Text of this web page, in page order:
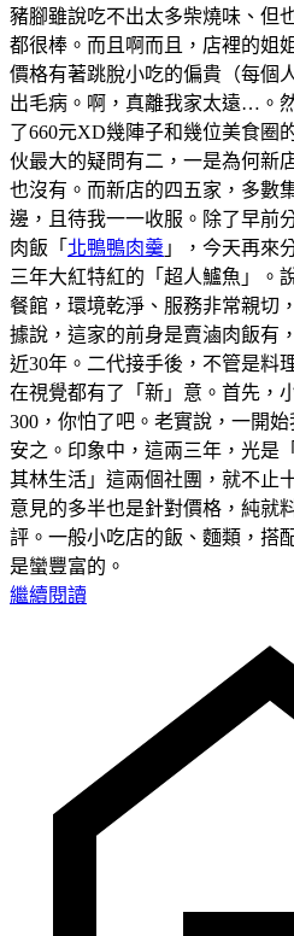
豬腳雖說吃不出太多柴燒味、但
都很棒。而且啊而且，店裡的姐
價格有著跳脫小吃的偏貴（每個
出毛病。啊，真離我家太遠…。
了660元XD幾陣子和幾位美食圈
伙最大的疑問有二，一是為何新
也沒有。而新店的四五家，多數
邊，且待我一一收服。除了早前
肉飯「 北鴨鴨肉羹 」，今天再來
三年大紅特紅的「超人鱸魚」。
餐館，環境乾淨、服務非常親切
據說，這家的前身是賣滷肉飯有
近30年。二代接手後，不管是料
在視覺都有了「新」意。首先，
300，你怕了吧。老實說，一開
安之。印象中，這兩三年，光是
其林生活」這兩個社團，就不止
意見的多半也是針對價格，純就
評。一般小吃店的飯、麵類，搭
是蠻豐富的。
繼續閱讀